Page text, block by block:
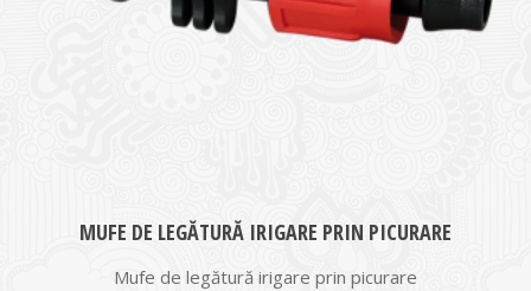
MUFE DE LEGĂTURĂ IRIGARE PRIN PICURARE
Mufe de legătură irigare prin picurare